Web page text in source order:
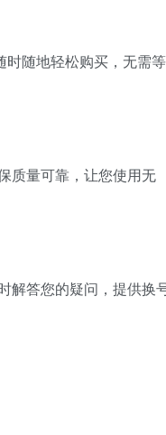
时随地轻松购买，无需等
质量可靠，让您使用无
解答您的疑问，提供换